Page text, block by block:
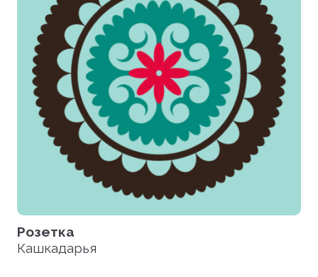
Розетка
Кашкадарья